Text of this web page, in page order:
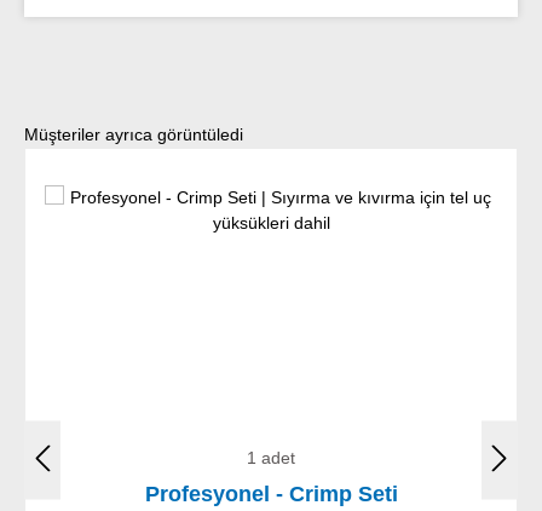
Ürün galerisini atla
Müşteriler ayrıca görüntüledi
1 adet
Profesyonel - Crimp Seti